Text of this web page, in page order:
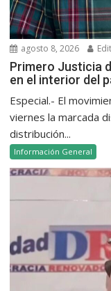
agosto 8, 2026
Primero Justicia
en el interior del
Especial.- El
viernes la marcada
distribución...
Información General